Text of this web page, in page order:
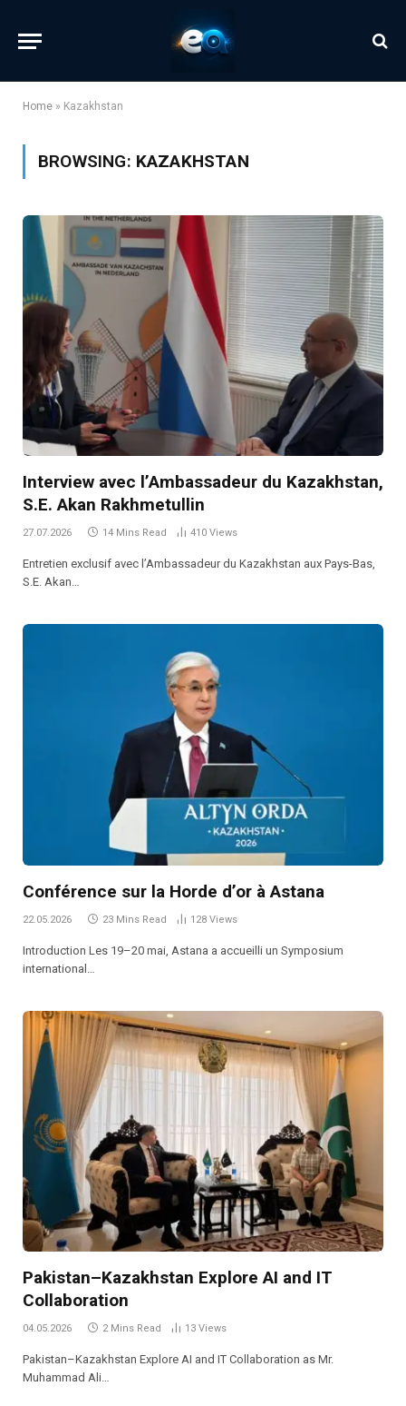
Home » Kazakhstan
BROWSING: KAZAKHSTAN
Interview avec l’Ambassadeur du Kazakhstan,
S.E. Akan Rakhmetullin
27.07.2026 14 Mins Read 410 Views
Entretien exclusif avec l’Ambassadeur du Kazakhstan aux Pays-Bas,
S.E. Akan…
Conférence sur la Horde d’or à Astana
22.05.2026 23 Mins Read 128 Views
Introduction Les 19–20 mai, Astana a accueilli un Symposium
international…
Pakistan–Kazakhstan Explore AI and IT
Collaboration
04.05.2026 2 Mins Read 13 Views
Pakistan–Kazakhstan Explore AI and IT Collaboration as Mr.
Muhammad Ali…